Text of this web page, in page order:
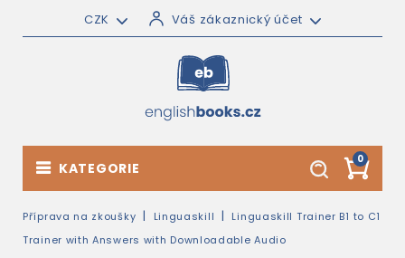
CZK Váš zákaznický účet
0
KATEGORIE
Příprava na zkoušky Linguaskill
Linguaskill Trainer B1 to C1
Trainer with Answers with Downloadable Audio